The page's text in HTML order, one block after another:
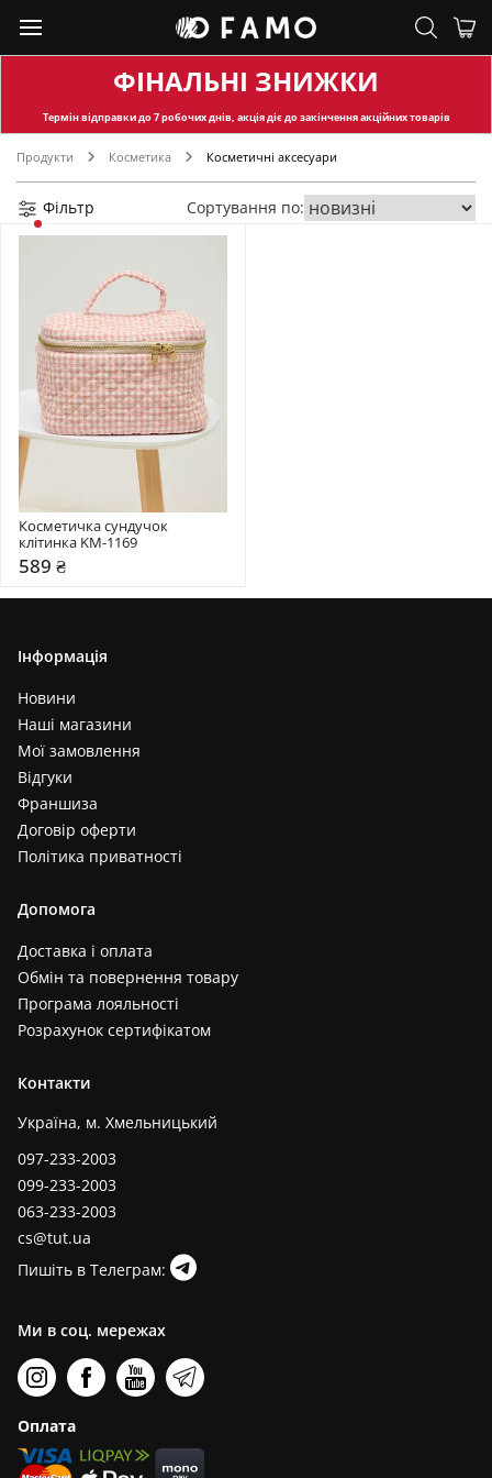
ФІНАЛЬНІ ЗНИЖКИ
Термін відправкидо 7 робочих днів, акція діє до закінчення акційних товарів
Продукти Косметика Косметичні аксесуари
Фільтр Сортування по:
Косметичка сундучок
клітинка KM-1169
589 ₴
Інформація
Новини
Наші магазини
Мої замовлення
Відгуки
Франшиза
Договір оферти
Політика приватності
Допомога
Доставка і оплата
Обмін та повернення товару
Програма лояльності
Розрахунок сертифікатом
Контакти
Україна, м. Хмельницький
097-233-2003
099-233-2003
063-233-2003
cs@tut.ua
Пишіть в Телеграм:
Ми в соц. мережах
Оплата